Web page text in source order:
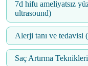
7d hifu ameliyatsız
ultrasound)
Alerji tanı ve tedavisi
Saç Artırma